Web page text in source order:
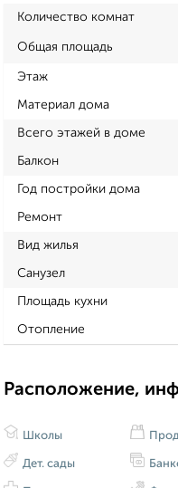
Количество комнат
Общая площадь
Этаж
Материал дома
Всего этажей в доме
Балкон
Год постройки дома
Ремонт
Вид жилья
Санузел
Площадь кухни
Отопление
Расположение,
Школы
Дет. сады